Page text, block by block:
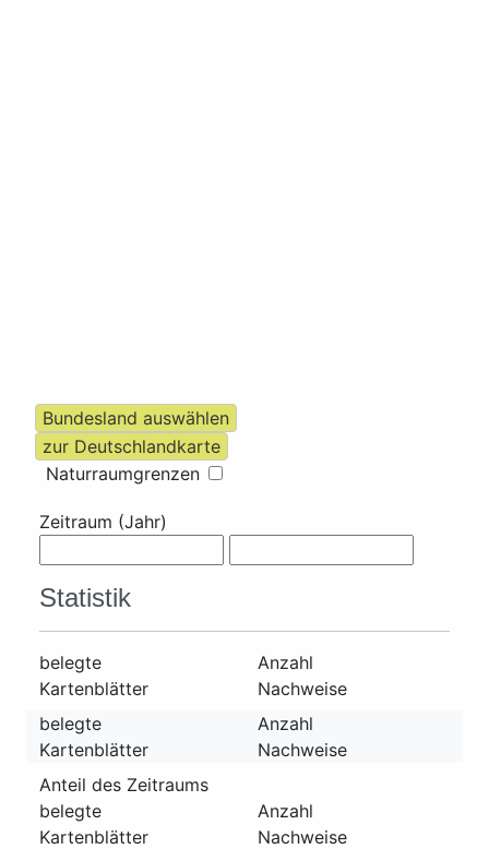
Naturraumgrenzen
Zeitraum (Jahr)
Statistik
belegte
Kartenblätter
Anzahl
Nachweise
belegte
Kartenblätter
Anzahl
Nachweise
Anteil des Zeitraums
belegte
Kartenblätter
Anzahl
Nachweise